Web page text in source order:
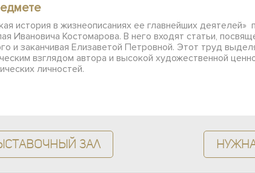
история в жизнеописаниях ее главнейших
Ивановича Костомарова. В него входят статьи,
и заканчивая Елизаветой Петровной. Этот труд
взглядом автора и высокой художественной
личностей.
зал